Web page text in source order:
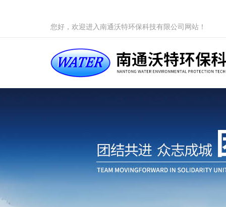
您好，欢迎进入南通沃特环保科技有限公司网站！